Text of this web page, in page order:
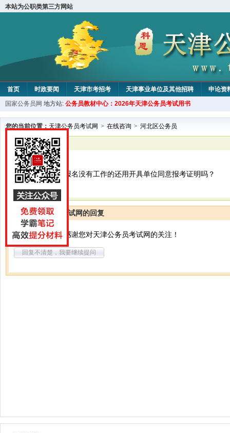
本站为公职类第三方网站
首页 时政要闻 天津市考招考 天津事业单位及其他招聘 申论资
教材中心
国家公务员网 地方站: 公务员教材中心：2026年天津公务员考试用书
您的当前位置： 天津公务员考试网 > 在线咨询 > 河北区公务员
已解决
河北区公务员
请问公务员考试报名没有工作的还用开具单位同意报考证明吗？
天津公务员考试网的回复
你好，不需要。感谢您对天津公务员考试网的关注！
回复不清楚，我要继续提问